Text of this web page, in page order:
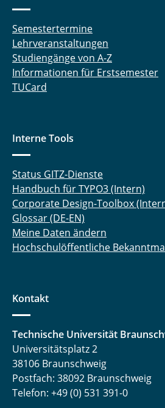
Semestertermine
Lehrveranstaltungen
Studiengänge von A-Z
Informationen für Erstsemester
TUCard
Interne Tools
Status GITZ-Dienste
Handbuch für TYPO3 (Intern)
Corporate Design-Toolbox
Glossar (DE-EN)
Meine Daten ändern
Hochschulöffentliche
Kontakt
Technische Universität
Universitätsplatz 2
38106 Braunschweig
Postfach: 38092 Braunschweig
Telefon: +49 (0) 531 391-0